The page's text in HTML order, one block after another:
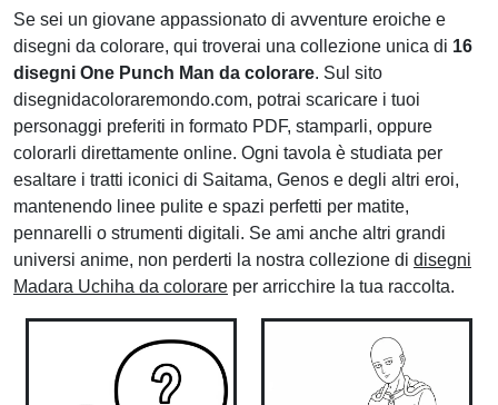
Se sei un giovane appassionato di avventure eroiche e
disegni da colorare, qui troverai una collezione unica di 16
disegni One Punch Man da colorare. Sul sito
disegnidacoloraremondo.com, potrai scaricare i tuoi
personaggi preferiti in formato PDF, stamparli, oppure
colorarli direttamente online. Ogni tavola è studiata per
esaltare i tratti iconici di Saitama, Genos e degli altri eroi,
mantenendo linee pulite e spazi perfetti per matite,
pennarelli o strumenti digitali. Se ami anche altri grandi
universi anime, non perderti la nostra collezione di disegni
Madara Uchiha da colorare per arricchire la tua raccolta.